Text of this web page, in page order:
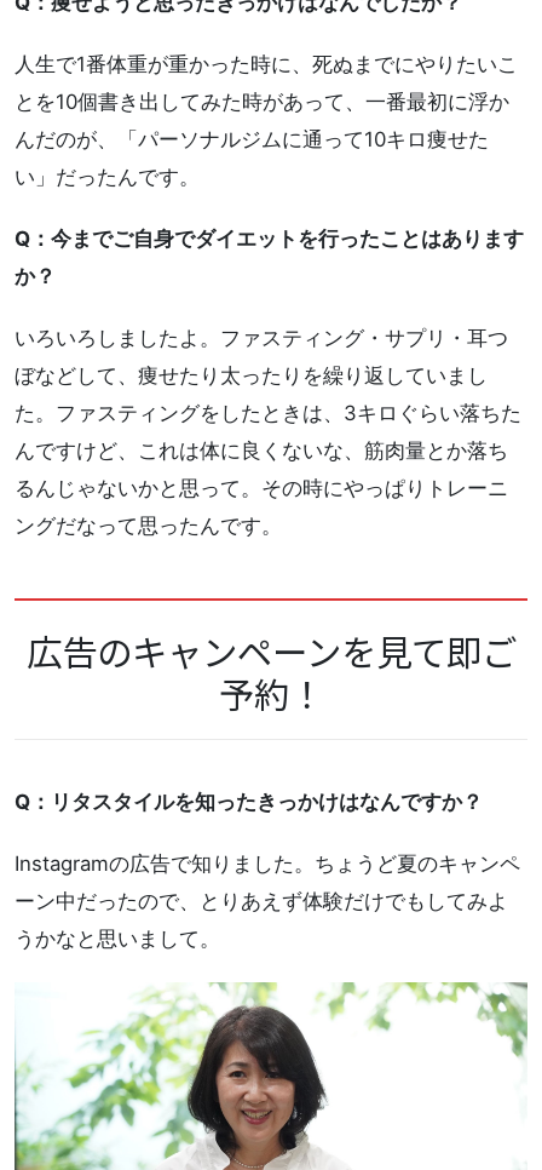
人生で1番体重が重かった時に、死ぬまでにやりたいこ
とを10個書き出してみた時があって、一番最初に浮か
んだのが、「パーソナルジムに通って10キロ痩せた
い」だったんです。
Q：今までご自身でダイエットを行ったことはあります
か？
いろいろしましたよ。ファスティング・サプリ・耳つ
ぼなどして、痩せたり太ったりを繰り返していまし
た。ファスティングをしたときは、3キロぐらい落ちた
んですけど、これは体に良くないな、筋肉量とか落ち
るんじゃないかと思って。その時にやっぱりトレーニ
ングだなって思ったんです。
広告のキャンペーンを見て即ご
予約！
Q：リタスタイルを知ったきっかけはなんですか？
Instagramの広告で知りました。ちょうど夏のキャンペ
ーン中だったので、とりあえず体験だけでもしてみよ
うかなと思いまして。